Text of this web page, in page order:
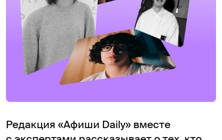
Редакция «Афиши Daily» вместе